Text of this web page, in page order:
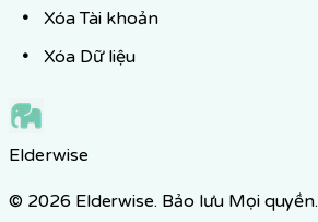
Xóa Tài khoản
Xóa Dữ liệu
Elderwise
© 2026 Elderwise. Bảo lưu Mọi quyền.